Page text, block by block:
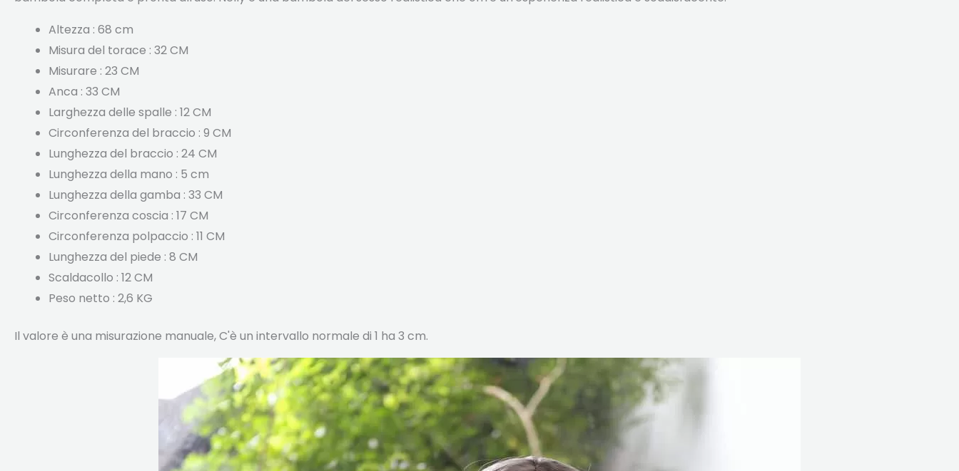
Altezza : 68 cm
Misura del torace : 32 CM
Misurare : 23 CM
Anca : 33 CM
Larghezza delle spalle : 12 CM
Circonferenza del braccio : 9 CM
Lunghezza del braccio : 24 CM
Lunghezza della mano : 5 cm
Lunghezza della gamba : 33 CM
Circonferenza coscia : 17 CM
Circonferenza polpaccio : 11 CM
Lunghezza del piede : 8 CM
Scaldacollo : 12 CM
Peso netto : 2,6 KG
Il valore è una misurazione manuale, C'è un intervallo normale di 1 ha 3 cm.